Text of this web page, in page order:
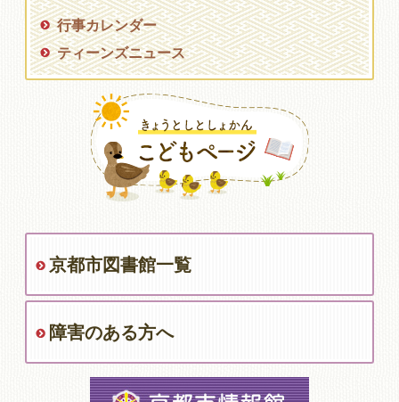
行事カレンダー
ティーンズニュース
京都市図書館一覧
障害のある方へ